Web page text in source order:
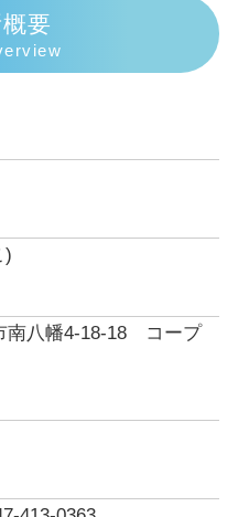
要
)
南八幡4-18-18 コープ